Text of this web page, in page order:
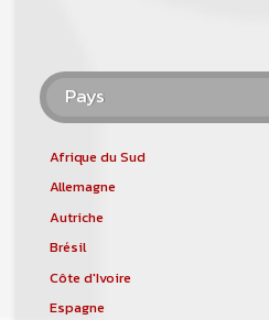
Pays
Afrique du Sud
Allemagne
Autriche
Brésil
Côte d'Ivoire
Espagne